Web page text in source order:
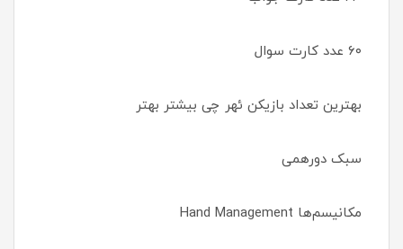
۶۰ عدد کارت سوال
بهترین تعداد بازیکن ئهر چی بیشتر بهتر
سبک دورهمی
مکانیسم‌ها Hand Management